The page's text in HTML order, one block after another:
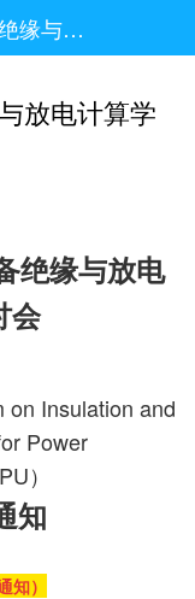
2023年第四届电力装备绝缘与放电计算学国际研讨会
放电计算学
绝缘与放电
会
on Insulation and
Power
）
知
知）